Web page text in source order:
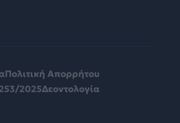
Πολιτική Απορρήτου
2025Δεοντολογία